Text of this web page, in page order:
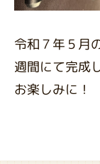
令和７年５月
週間にて完成
お楽しみに！